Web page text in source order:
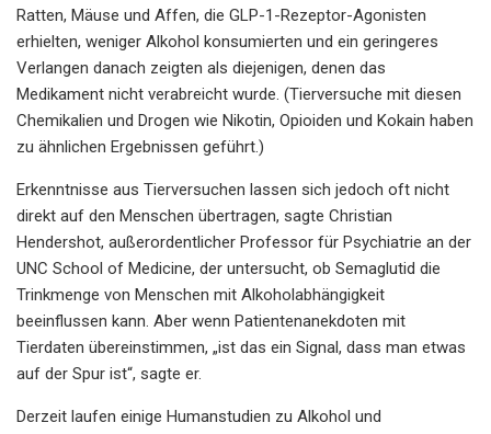
Ratten, Mäuse und Affen, die GLP-1-Rezeptor-Agonisten
erhielten, weniger Alkohol konsumierten und ein geringeres
Verlangen danach zeigten als diejenigen, denen das
Medikament nicht verabreicht wurde. (Tierversuche mit diesen
Chemikalien und Drogen wie Nikotin, Opioiden und Kokain haben
zu ähnlichen Ergebnissen geführt.)
Erkenntnisse aus Tierversuchen lassen sich jedoch oft nicht
direkt auf den Menschen übertragen, sagte Christian
Hendershot, außerordentlicher Professor für Psychiatrie an der
UNC School of Medicine, der untersucht, ob Semaglutid die
Trinkmenge von Menschen mit Alkoholabhängigkeit
beeinflussen kann. Aber wenn Patientenanekdoten mit
Tierdaten übereinstimmen, „ist das ein Signal, dass man etwas
auf der Spur ist“, sagte er.
Derzeit laufen einige Humanstudien zu Alkohol und